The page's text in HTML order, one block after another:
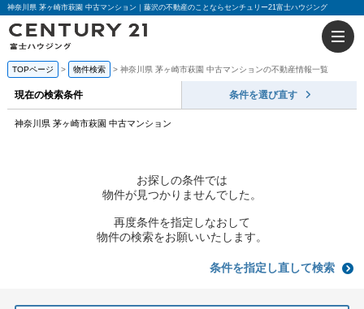
神奈川県 茅ヶ崎市萩園 中古マンション｜藤沢の不動産のことならセンチュリー21富士ハウジング
TOPページ 物件検索 神奈川県 茅ヶ崎市萩園 中古マンションの不動産情報一覧
現在の検索条件 条件を選び直す
神奈川県 茅ヶ崎市萩園 中古マンション
お探しの条件では
物件が見つかりませんでした。
再度条件を指定しなおして
物件の検索をお願いいたします。
条件を指定し直して検索